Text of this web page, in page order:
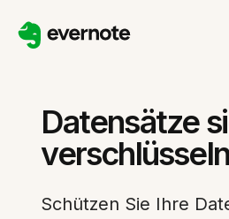
Datensätze
verschlüsseln
Schützen Sie Ihre